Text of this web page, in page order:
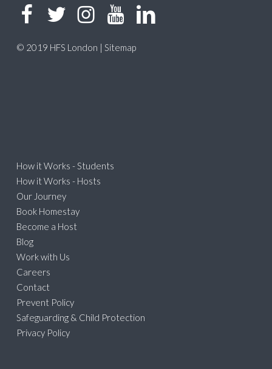
© 2019 HFS London | Sitemap
How it Works - Students
How it Works - Hosts
Our Journey
Book Homestay
Become a Host
Blog
Work with Us
Careers
Contact
Prevent Policy
Safeguarding & Child Protection
Privacy Policy